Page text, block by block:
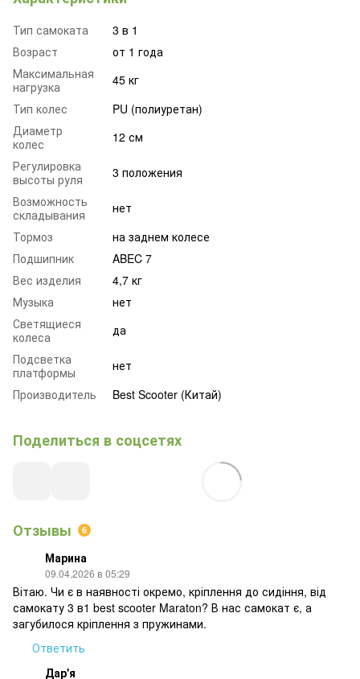
Тип самоката
3 в 1
Возраст
от 1 года
Максимальная
нагрузка
45 кг
Тип колес
PU (полиуретан)
Диаметр
колес
12 см
Регулировка
высоты руля
3 положения
Возможность
складывания
нет
Тормоз
на заднем колесе
Подшипник
ABEC 7
Вес изделия
4,7 кг
Музыка
нет
Светящиеся
колеса
да
Подсветка
платформы
нет
Производитель
Best Scooter (Китай)
Поделиться в соцсетях
Отзывы 6
Марина
09.04.2026 в 05:29
Вітаю. Чи є в наявності окремо, кріплення до сидіння, від
самокату 3 в1 best scooter Maraton? В нас самокат є, а
загубилося кріплення з пружинами.
Ответить
Дар'я